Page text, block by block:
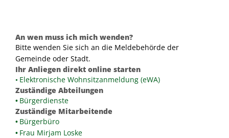
Ihr Anliegen direkt online starten
Elektronische Wohnsitzanmeldung (eWA)
An wen muss ich mich wenden?
Bitte wenden Sie sich an die Meldebehörde der
Gemeinde oder Stadt.
Zuständige Abteilungen
Bürgerdienste
Zuständige Mitarbeitende
Bürgerbüro
Frau Mirjam Loske